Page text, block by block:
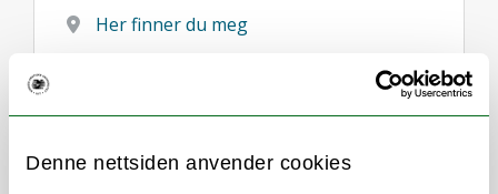
Denne nettsiden anvender cookies
Her finner du meg